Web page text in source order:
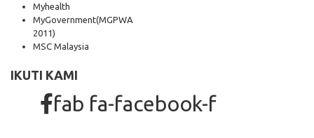
Myhealth
MyGovernment(MGPWA
2011)
MSC Malaysia
IKUTI KAMI
fab fa-facebook-f